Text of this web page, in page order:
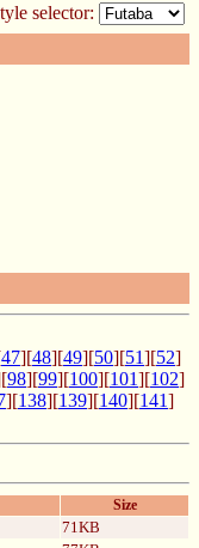
selector:
47][48][49][50][51][52]
98][99][100][101][102]
][138][139][140][141]
Size
71KB